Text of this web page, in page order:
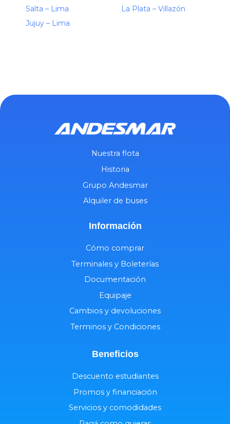
Salta – Lima
Jujuy – Lima
La Plata – Villazón
Nuestra flota
Historia
Grupo Andesmar
Alquiler de buses
Información
Cómo comprar
Terminales y Boleterías
Documentación
Equipaje
Cambios y devoluciones
Terminos y Condiciones
Beneficios
Descuento estudiantes
Promos y financiación
Servicios y comodidades